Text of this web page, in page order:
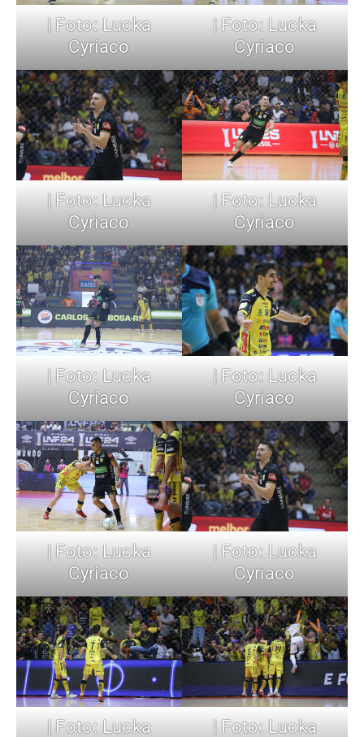
| Foto: Lucka
Cyriaco
| Foto: Lucka
Cyriaco
| Foto: Lucka
Cyriaco
| Foto: Lucka
Cyriaco
| Foto: Lucka
Cyriaco
| Foto: Lucka
Cyriaco
| Foto: Lucka
Cyriaco
| Foto: Lucka
Cyriaco
| Foto: Lucka
| Foto: Lucka